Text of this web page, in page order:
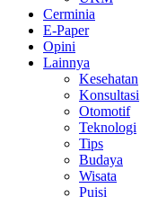
Cerminia
E-Paper
Opini
Lainnya
Kesehatan
Konsultasi
Otomotif
Teknologi
Tips
Budaya
Wisata
Puisi